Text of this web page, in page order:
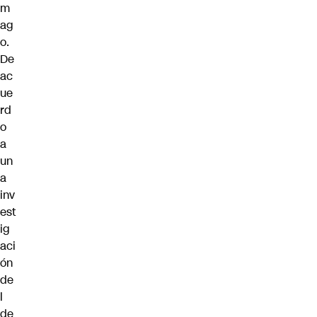
m
ag
o.
De
ac
ue
rd
o
a
un
a
inv
est
ig
aci
ón
de
l
de